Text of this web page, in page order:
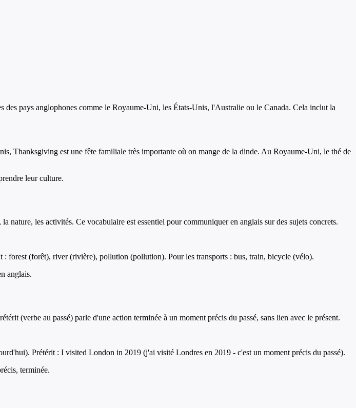
pays anglophones comme le Royaume-Uni, les États-Unis, l'Australie ou le Canada. Cela inclut la
Thanksgiving est une fête familiale très importante où on mange de la dinde. Au Royaume-Uni, le thé de
leur culture.
nature, les activités. Ce vocabulaire est essentiel pour communiquer en anglais sur des sujets concrets.
forest (forêt), river (rivière), pollution (pollution). Pour les transports : bus, train, bicycle (vélo).
anglais.
(verbe au passé) parle d'une action terminée à un moment précis du passé, sans lien avec le présent.
Prétérit : I visited London in 2019 (j'ai visité Londres en 2019 - c'est un moment précis du passé).
terminée.